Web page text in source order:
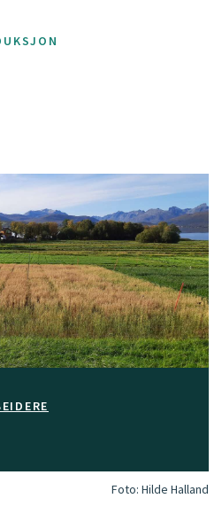
Foto: Hilde Halland